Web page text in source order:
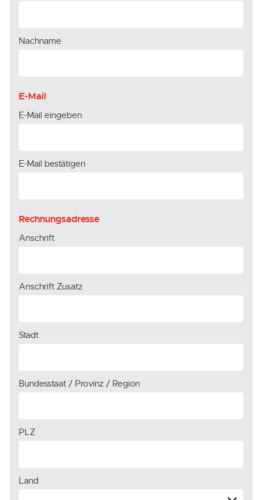
Nachname
E-Mail
E-Mail eingeben
E-Mail bestätigen
Rechnungsadresse
Anschrift
Anschrift Zusatz
Stadt
Bundesstaat / Provinz / Region
PLZ
Land